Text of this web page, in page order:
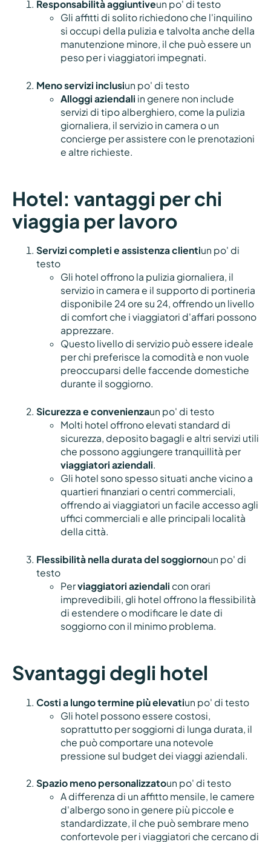
Responsabilità aggiuntiveun po' di testo
Gli affitti di solito richiedono che l'inquilino
si occupi della pulizia e talvolta anche della
manutenzione minore, il che può essere un
peso per i viaggiatori impegnati.
Meno servizi inclusiun po' di testo
Alloggi aziendali in genere non include
servizi di tipo alberghiero, come la pulizia
giornaliera, il servizio in camera o un
concierge per assistere con le prenotazioni
e altre richieste.
Hotel: vantaggi per chi
viaggia per lavoro
Servizi completi e assistenza clientiun po' di
testo
Gli hotel offrono la pulizia giornaliera, il
servizio in camera e il supporto di portineria
disponibile 24 ore su 24, offrendo un livello
di comfort che i viaggiatori d'affari possono
apprezzare.
Questo livello di servizio può essere ideale
per chi preferisce la comodità e non vuole
preoccuparsi delle faccende domestiche
durante il soggiorno.
Sicurezza e convenienzaun po' di testo
Molti hotel offrono elevati standard di
sicurezza, deposito bagagli e altri servizi utili
che possono aggiungere tranquillità per
viaggiatori aziendali.
Gli hotel sono spesso situati anche vicino a
quartieri finanziari o centri commerciali,
offrendo ai viaggiatori un facile accesso agli
uffici commerciali e alle principali località
della città.
Flessibilità nella durata del soggiornoun po' di
testo
Perviaggiatori aziendali con orari
imprevedibili, gli hotel offrono la flessibilità
di estendere o modificare le date di
soggiorno con il minimo problema.
Svantaggi degli hotel
Costi a lungo termine più elevatiun po' di testo
Gli hotel possono essere costosi,
soprattutto per soggiorni di lunga durata, il
che può comportare una notevole
pressione sul budget dei viaggi aziendali.
Spazio meno personalizzatoun po' di testo
A differenza di un affitto mensile, le camere
d'albergo sono in genere più piccole e
standardizzate, il che può sembrare meno
confortevole per i viaggiatori che cercano di